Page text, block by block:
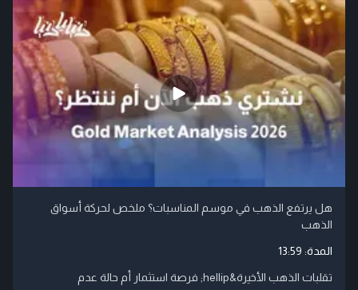
هل يرتفع الذهب في موسم المناسبات؟ ملخص لحركة أسواق
الذهب
المدة: 13:59
تقلبات الذهب الأخيرة&hellip; فرصة استثمار أم حالة عدم